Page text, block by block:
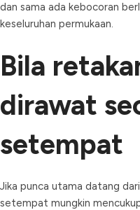
dan sama ada kebocoran
keseluruhan permukaan.
Bila
dirawat
setempat
Jika punca utama datang
setempat mungkin